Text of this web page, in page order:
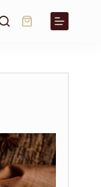
Shopping